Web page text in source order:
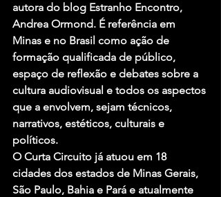
autora do blog Estranho Encontro,
Andrea Ormond. É referência em
Minas e no Brasil como ação de
formação qualificada de público,
espaço de reflexão e debates sobre a
cultura audiovisual e todos os aspectos
que a envolvem, sejam técnicos,
narrativos, estéticos, culturais e
políticos.
O Curta Circuito já atuou em 18
cidades dos estados de Minas Gerais,
São Paulo, Bahia e Pará e atualmente